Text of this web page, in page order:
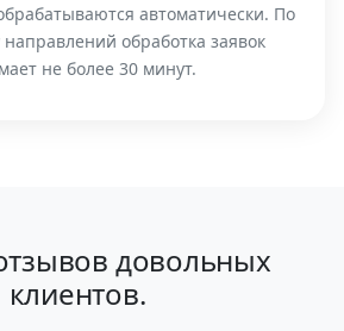
автоматически. По
обработка заявок
не более 30 минут.
довольных
клиентов.